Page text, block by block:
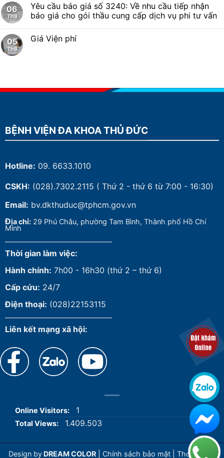
06
Th8
Yêu cầu báo giá số 3240: Về nhu cầu tiếp nhận
báo giá cho gói thầu cung cấp dịch vụ phi tư vấn
05
Th8
Giá Viện phí
BỆNH VIỆN ĐA KHOA THỦ ĐỨC
Hotline: 09. 6633.1010
CSKH: (028).7302.2115 ( Thứ 2 - thứ 6 từ 7:00 - 16:30)
Email: bv.dkthuduc@tphcm.gov.vn
Địa chỉ: 29 Phú Châu, phường Tam Bình, Thành phố Hồ Chí
Minh
Thời gian làm việc:
Hành chính: 7h00 - 16h30 (thứ 2 – thứ 6)
Cấp cứu: 24/7
Điện thoại: (028)22153115
Liên kết mạng xã hội:
Online Visitors: 1
Total Views: 1.409.503
Design by DREAM COLOR Chính sách bảo mật Thoả thuận